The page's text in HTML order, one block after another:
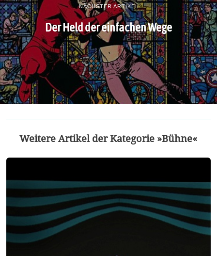
NÄCHSTER ARTIKEL
Der Held der einfachen Wege
Weitere Artikel der Kategorie »Bühne«